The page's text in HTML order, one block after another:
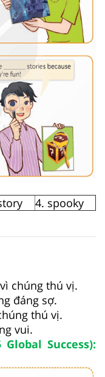
4. spooky
chúng thú vị.
đáng sợ.
thú vị.
vui.
Success):